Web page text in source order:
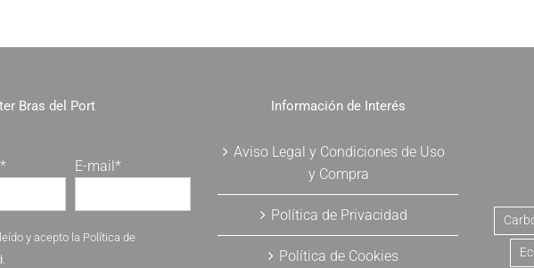
Bras del Port
E-mail*
y acepto la Política de
Información de Interés
Aviso Legal y Condiciones de Uso
y Compra
Política de Privacidad
Política de Cookies